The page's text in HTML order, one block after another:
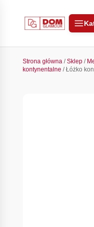
Strona główna/Sklep/
kontynentalne / Łóżko